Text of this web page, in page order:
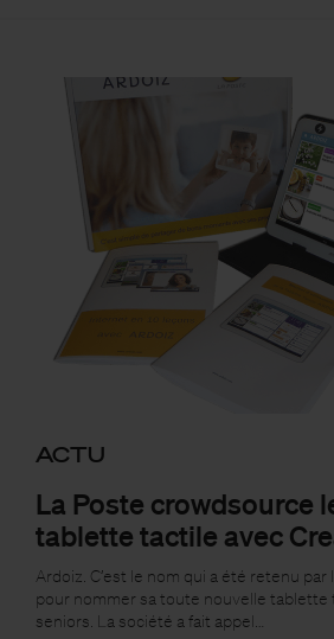
ACTU
La Poste crowdsource
tablette tactile avec
Ardoiz. C’est le nom qui a été retenu
pour nommer sa toute nouvelle tablette
seniors. La société a fait appel…